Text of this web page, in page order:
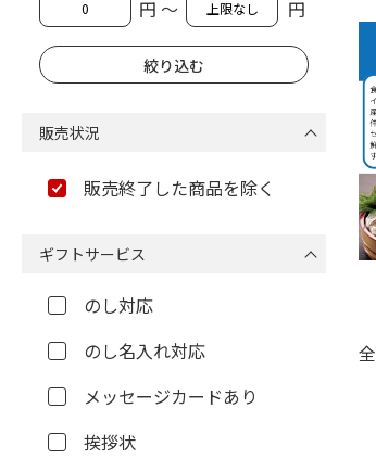
全
円 ～ 円
販売状況
販売終了した商品を除く
ギフトサービス
のし対応
のし名入れ対応
メッセージカードあり
挨拶状